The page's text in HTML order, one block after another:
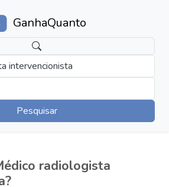
GanhaQuanto
intervencionista
Pesquisar
radiologista